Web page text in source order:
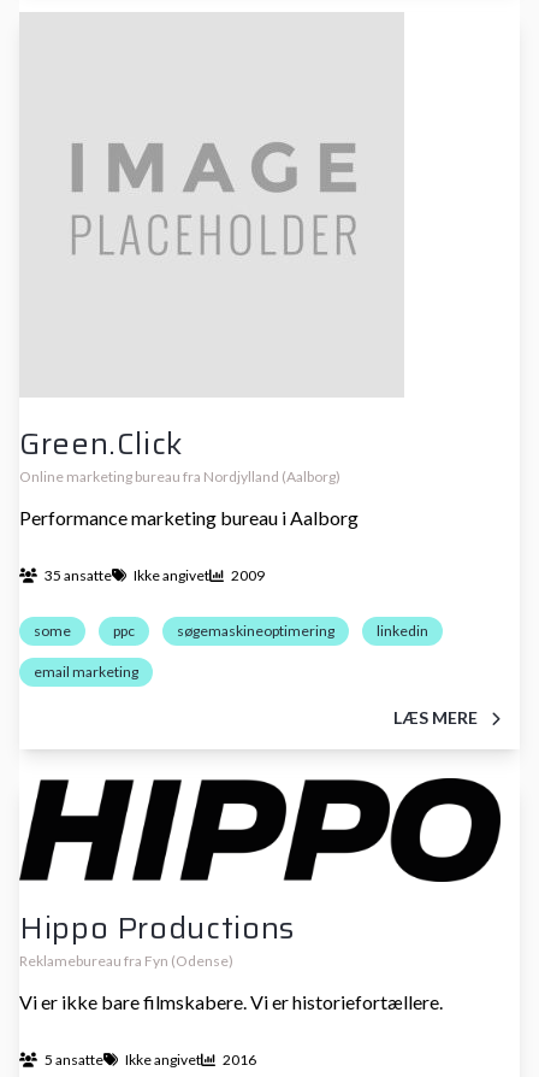
Green.Click
Online marketing bureau fra Nordjylland (Aalborg)
Performance marketing bureau i Aalborg
35 ansatte Ikke angivet 2009
some ppc søgemaskineoptimering linkedin
email marketing
LÆS MERE
Hippo Productions
Reklamebureau fra Fyn (Odense)
Vi er ikke bare filmskabere. Vi er historiefortællere.
5 ansatte Ikke angivet 2016